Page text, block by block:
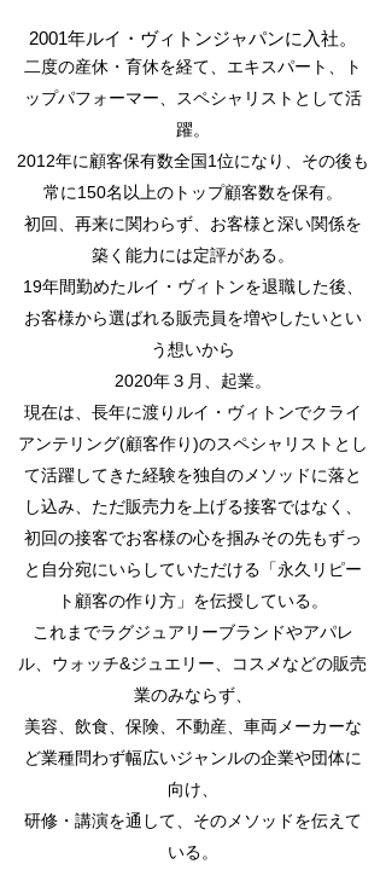
2001年ルイ・ヴィトンジャパンに入社。
二度の産休・育休を経て、エキスパート、ト
ップパフォーマー、スペシャリストとして活
躍。
2012年に顧客保有数全国1位になり、その後も
常に150名以上のトップ顧客数を保有。
初回、再来に関わらず、お客様と深い関係を
築く能力には定評がある​。
19年間勤めたルイ・ヴィトンを退職した後、
お客様から選ばれる販売員を増やしたいとい
う想いから
2020年３月、起業。
現在は、長年に渡りルイ・ヴィトンでクライ
アンテリング(顧客作り)のスペシャリストとし
て活躍してきた経験を独自のメソッドに落と
し込み、ただ販売力を上げる接客ではなく、
初回の接客でお客様の心を掴みその先もずっ
と自分宛にいらしていただける「永久リピー
ト顧客の作り方」を伝授している。
これまでラグジュアリーブランドやアパレ
ル、ウォッチ&ジュエリー、コスメなどの販売
業のみならず、
美容、飲食、保険、不動産、車両メーカーな
ど業種問わず幅広いジャンルの企業や団体に
向け、
研修・講演を通して、そのメソッドを伝えて
いる。